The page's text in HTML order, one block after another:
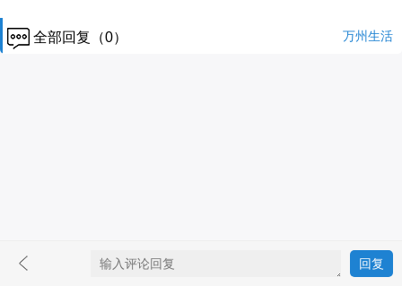
全部回复（0） 万州生活